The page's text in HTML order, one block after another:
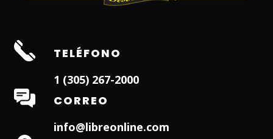
TELÉFONO
1 (305) 267-2000
CORREO
info@libreonline.com